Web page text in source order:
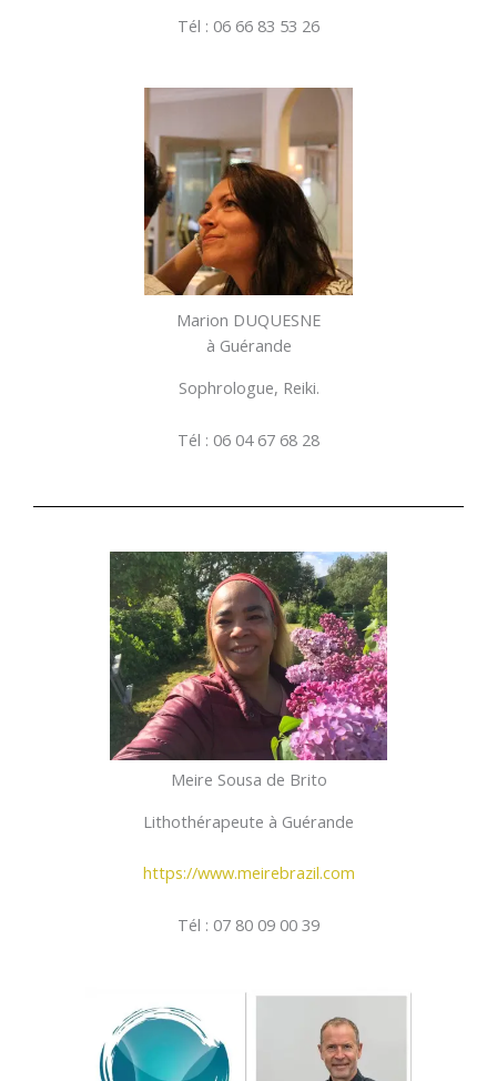
Tél : 06 66 83 53 26
Marion DUQUESNE
à Guérande
Sophrologue, Reiki.
Tél : 06 04 67 68 28
Meire Sousa de Brito
Lithothérapeute à Guérande
https://www.meirebrazil.com
Tél : 07 80 09 00 39